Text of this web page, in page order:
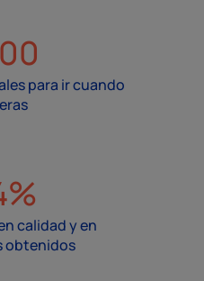
para ir cuando
calidad y en
obtenidos